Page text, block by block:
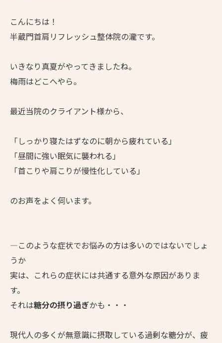
こんにちは！
半蔵門首肩リフレッシュ整体院の瀧です。
いきなり真夏がやってきましたね。
梅雨はどこへやら。
最近当院のクライアント様から、
「しっかり寝たはずなのに朝から疲れている」
「昼間に強い眠気に襲われる」
「首こりや肩こりが慢性化している」
のお声をよく伺います。
—このような症状でお悩みの方は多いのではないでしょ
うか
実は、これらの症状には共通する意外な原因がありま
す。
それは糖分の摂り過ぎかも・・・
現代人の多くが無意識に摂取している過剰な糖分が、疲